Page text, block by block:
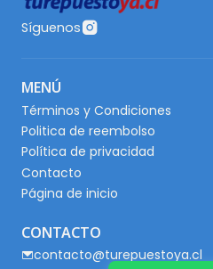
Síguenos
MENÚ
Términos y Condiciones
Politica de reembolso
Política de privacidad
Contacto
Página de inicio
CONTACTO
contacto@turepuestoya.cl